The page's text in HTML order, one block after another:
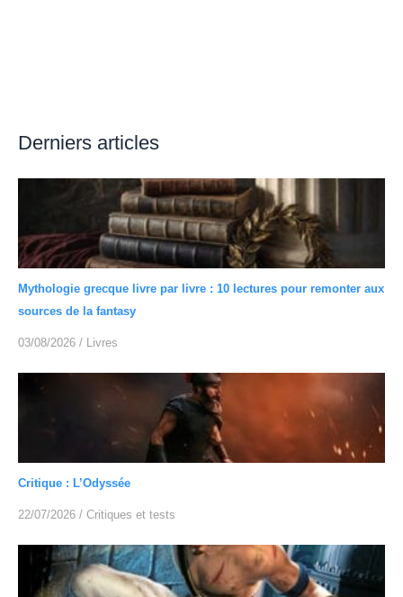
Derniers articles
Mythologie grecque livre par livre : 10 lectures pour remonter aux
sources de la fantasy
03/08/2026 / Livres
Critique : L’Odyssée
22/07/2026 / Critiques et tests